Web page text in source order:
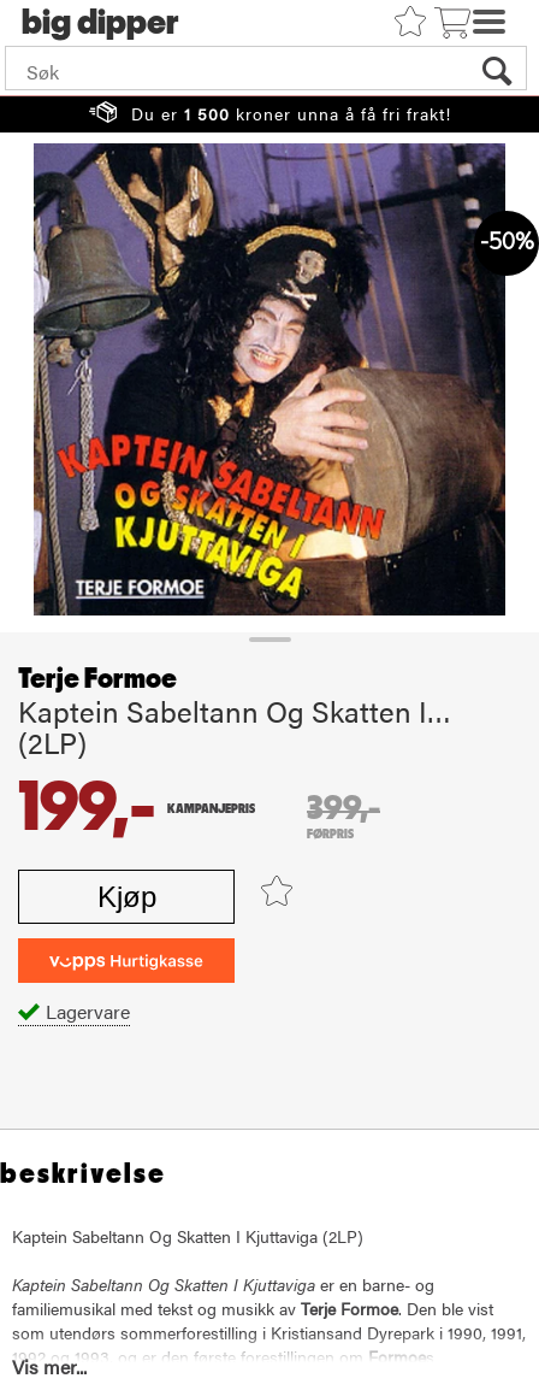
big
Du er 1 500 kroner unna å få fri frakt!
50%
Terje Formoe
Kaptein Sabeltann Og Skatten I…
(2LP)
199,- KAMPANJEPRIS 399,-
FØRPRIS
Kjøp
Lagervare
beskrivelse
Kaptein Sabeltann Og Skatten I Kjuttaviga (2LP)
Kaptein Sabeltann Og Skatten I Kjuttaviga er en barne- og
familiemusikal med tekst og musikk av Terje Formoe. Den ble vist
som utendørs sommerforestilling i Kristiansand Dyrepark i 1990, 1991,
1992 og 1993, og er den første forestillingen om Formoes
sjørøverfigur
Vis mer...